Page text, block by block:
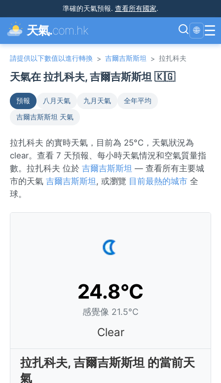
準確的天氣預報. 查看所有國家.
天氣.com.hk 🌐 ☰
請提供以下數值以進行轉換 > 吉爾吉斯斯坦 > 拉扎科夫
天氣在 拉扎科夫, 吉爾吉斯斯坦 🇰🇬
預報 八月天氣 九月天氣
全年平均
吉爾吉斯斯坦 天氣
拉扎科夫 的實時天氣，目前為 25°C，天氣狀況為
clear。查看 7 天預報、每小時天氣情況和空氣質量指
數。拉扎科夫 位於 吉爾吉斯斯坦 — 查看所有主要城
市的天氣 吉爾吉斯斯坦, 或瀏覽 目前最熱的城市 全
球。
24.8°C
感覺像 21.5°C
Clear
拉扎科夫, 吉爾吉斯斯坦 的當前天
氣